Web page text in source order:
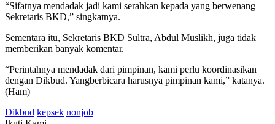
“Sifatnya mendadak jadi kami serahkan kepada yang berwenang
Sekretaris BKD,” singkatnya.
Sementara itu, Sekretaris BKD Sultra, Abdul Muslikh, juga tidak
memberikan banyak komentar.
“Perintahnya mendadak dari pimpinan, kami perlu koordinasikan
dengan Dikbud. Yangberbicara harusnya pimpinan kami,” katanya.
(Ham)
Dikbud kepsek nonjob